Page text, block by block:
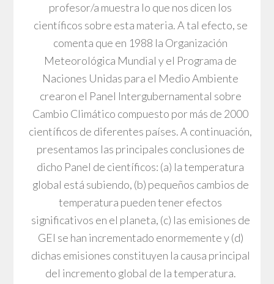
profesor/a muestra lo que nos dicen los
científicos sobre esta materia. A tal efecto, se
comenta que en 1988 la Organización
Meteorológica Mundial y el Programa de
Naciones Unidas para el Medio Ambiente
crearon el Panel Intergubernamental sobre
Cambio Climático compuesto por más de 2000
científicos de diferentes países. A continuación,
presentamos las principales conclusiones de
dicho Panel de científicos: (a) la temperatura
global está subiendo, (b) pequeños cambios de
temperatura pueden tener efectos
significativos en el planeta, (c) las emisiones de
GEI se han incrementado enormemente y (d)
dichas emisiones constituyen la causa principal
del incremento global de la temperatura.